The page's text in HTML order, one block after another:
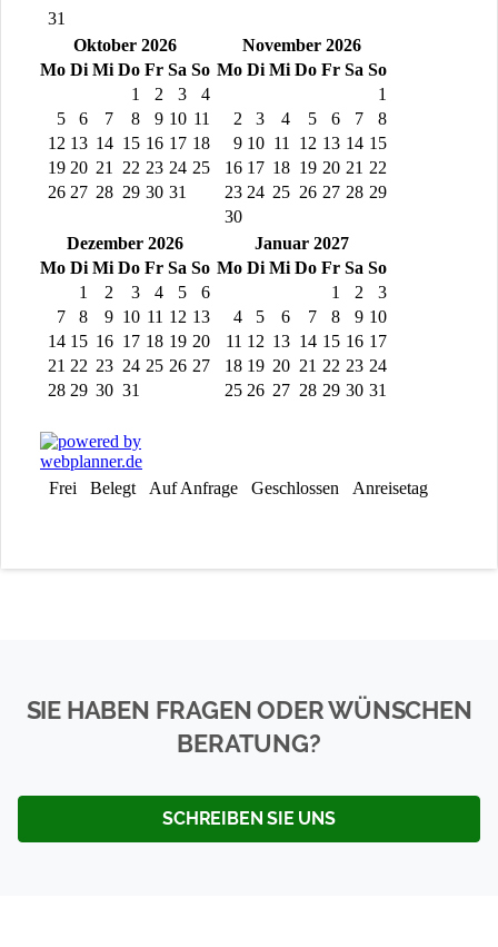
SIE HABEN FRAGEN ODER WÜNSCHEN
BERATUNG?
SCHREIBEN SIE UNS